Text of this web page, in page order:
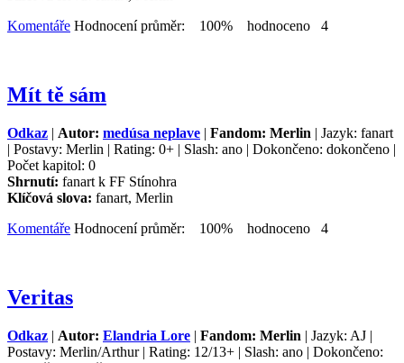
Komentáře Hodnocení průměr: 100% hodnoceno 4
Mít tě sám
Odkaz | Autor: medúsa neplave | Fandom: Merlin | Jazyk: fanart
| Postavy: Merlin | Rating: 0+ | Slash: ano | Dokončeno: dokončeno |
Počet kapitol: 0
Shrnutí: fanart k FF Stínohra
Klíčová slova: fanart, Merlin
Komentáře Hodnocení průměr: 100% hodnoceno 4
Veritas
Odkaz | Autor: Elandria Lore | Fandom: Merlin | Jazyk: AJ |
Postavy: Merlin/Arthur | Rating: 12/13+ | Slash: ano | Dokončeno: